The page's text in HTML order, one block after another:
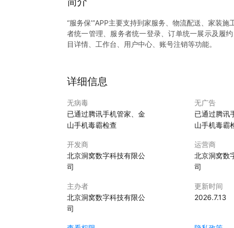
“服务保’”APP主要支持到家服务、物流配送、家装
者统一管理、服务者统一登录、订单统一展示及履
目详情、工作台、用户中心、账号注销等功能。
详细信息
无病毒
已通过腾讯手机管家、金
山手机毒霸检查
无广告
已通过腾讯
山手机毒霸
开发商
北京洞窝数字科技有限公
司
运营商
北京洞窝数
司
主办者
北京洞窝数字科技有限公
司
更新时间
2026.7.13